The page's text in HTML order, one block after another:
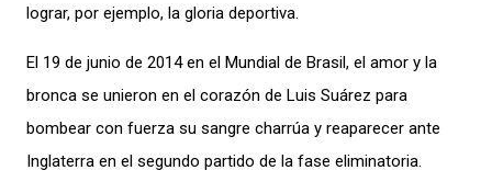
lograr, por ejemplo, la gloria deportiva.
El 19 de junio de 2014 en el Mundial de Brasil, el amor y la
bronca se unieron en el corazón de Luis Suárez para
bombear con fuerza su sangre charrúa y reaparecer ante
Inglaterra en el segundo partido de la fase eliminatoria.